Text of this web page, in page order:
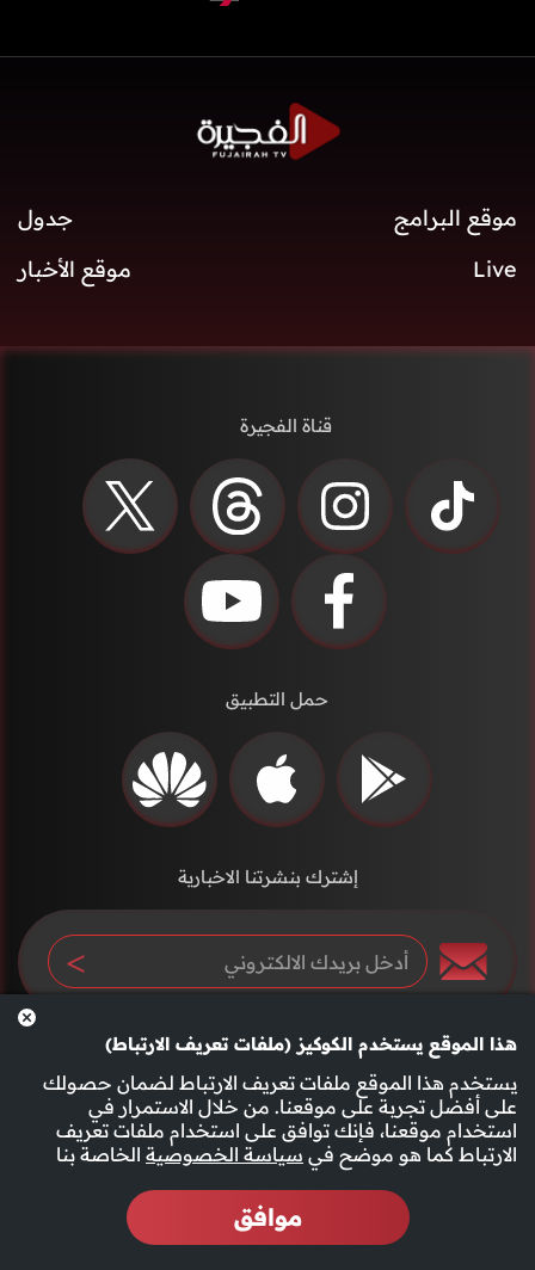
هذا الموقع يستخدم الكوكيز (ملفات تعريف الارتباط)
يستخدم هذا الموقع ملفات تعريف الارتباط لضمان حصولك
على أفضل تجربة على موقعنا. من خلال الاستمرار في
استخدام موقعنا، فإنك توافق على استخدام ملفات تعريف
الارتباط كما هو موضح في سياسة الخصوصية الخاصة بنا
موافق
موقع البرامج
جدول
Live
موقع الأخبار
قناة الفجيرة
حمل التطبيق
إشترك بنشرتنا الاخبارية
سياسة الخصوصية الأحكام والشروط